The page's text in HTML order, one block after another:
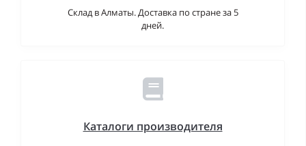
Склад в Алматы. Доставка по стране за 5
дней.
Каталоги производителя